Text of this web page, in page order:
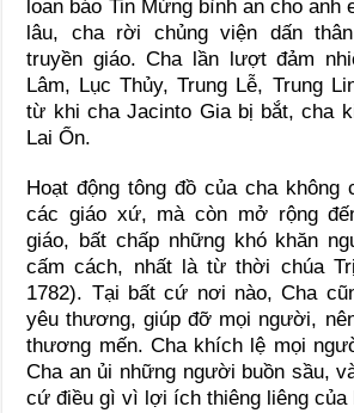
loan báo Tin Mừng bình an cho anh
lâu, cha rời chủng viện dấn
truyền giáo. Cha lần lượt đảm
Lâm, Lục Thủy, Trung Lễ, Trung
từ khi cha Jacinto Gia bị bắt, cha
Lai Ổn.
Hoạt động tông đồ của cha không
các giáo xứ, mà còn mở rộng
giáo, bất chấp những khó khăn
cấm cách, nhất là từ thời chúa
1782). Tại bất cứ nơi nào, Cha
yêu thương, giúp đỡ mọi người,
thương mến. Cha khích lệ mọi
Cha an ủi những người buồn sầu,
cứ điều gì vì lợi ích thiêng liêng của